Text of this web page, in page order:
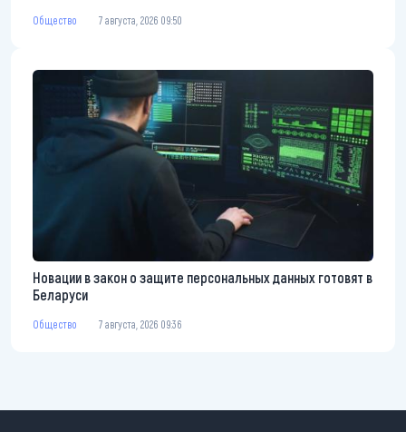
Общество 7 августа, 2026 09:50
Новации в закон о защите персональных данных готовят в
Беларуси
Общество 7 августа, 2026 09:36